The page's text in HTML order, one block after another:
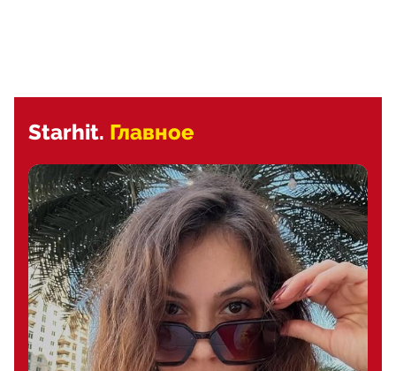
Starhit. Главное